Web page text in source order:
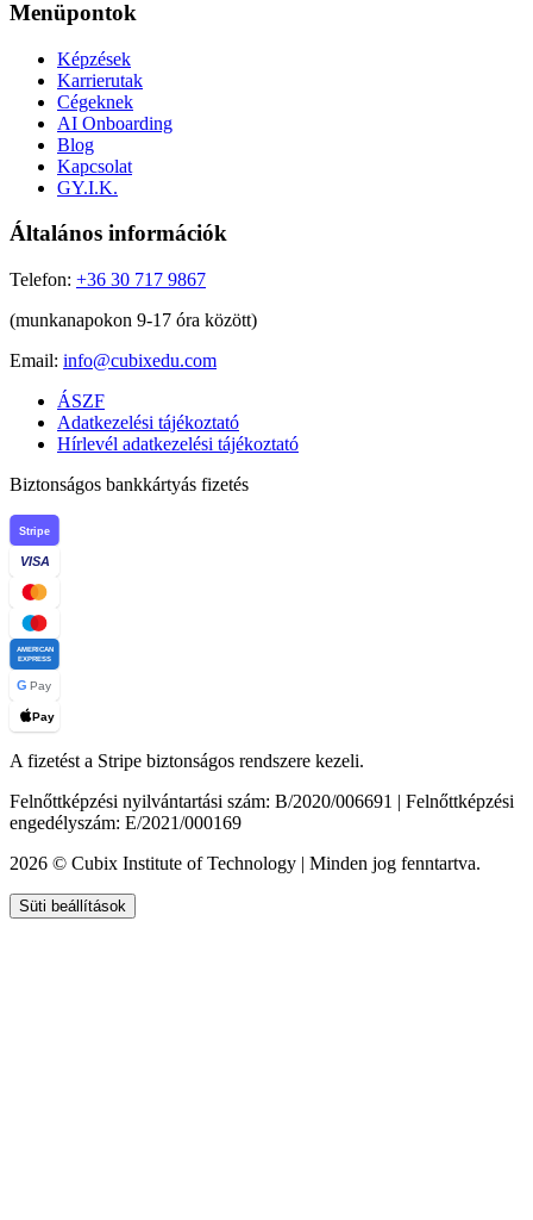
Menüpontok
Képzések
Karrierutak
Cégeknek
AI Onboarding
Blog
Kapcsolat
GY.I.K.
Általános információk
Telefon: +36 30 717 9867
(munkanapokon 9-17 óra között)
Email: info@cubixedu.com
ÁSZF
Adatkezelési tájékoztató
Hírlevél adatkezelési tájékoztató
Biztonságos bankkártyás fizetés
Stripe
VISA
AMERICAN
EXPRESS
G Pay
Pay
A fizetést a Stripe biztonságos rendszere kezeli.
Felnőttképzési nyilvántartási szám: B/2020/006691 | Felnőttképzési
engedélyszám: E/2021/000169
2026 © Cubix Institute of Technology | Minden jog fenntartva.
Süti beállítások